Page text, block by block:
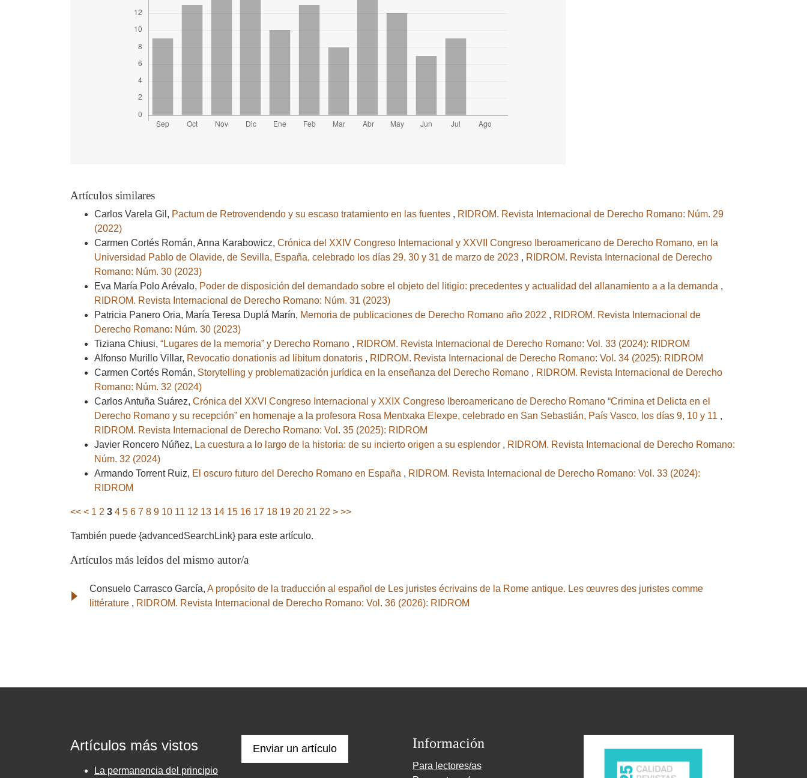
Artículos similares
Carlos Varela Gil, Pactum de Retrovendendo y su escaso tratamiento en las fuentes , RIDROM. Revista Internacional de Derecho Romano: Núm. 29
(2022)
Carmen Cortés Román, Anna Karabowicz, Crónica del XXIV Congreso Internacional y XXVII Congreso Iberoamericano de Derecho Romano, en la
Universidad Pablo de Olavide, de Sevilla, España, celebrado los días 29, 30 y 31 de marzo de 2023 , RIDROM. Revista Internacional de Derecho
Romano: Núm. 30 (2023)
Eva María Polo Arévalo, Poder de disposición del demandado sobre el objeto del litigio: precedentes y actualidad del allanamiento a a la demanda ,
RIDROM. Revista Internacional de Derecho Romano: Núm. 31 (2023)
Patricia Panero Oria, María Teresa Duplá Marín, Memoria de publicaciones de Derecho Romano año 2022 , RIDROM. Revista Internacional de
Derecho Romano: Núm. 30 (2023)
Tiziana Chiusi, “Lugares de la memoria” y Derecho Romano , RIDROM. Revista Internacional de Derecho Romano: Vol. 33 (2024): RIDROM
Alfonso Murillo Villar, Revocatio donationis ad libitum donatoris , RIDROM. Revista Internacional de Derecho Romano: Vol. 34 (2025): RIDROM
Carmen Cortés Román, Storytelling y problematización jurídica en la enseñanza del Derecho Romano , RIDROM. Revista Internacional de Derecho
Romano: Núm. 32 (2024)
Carlos Antuña Suárez, Crónica del XXVI Congreso Internacional y XXIX Congreso Iberoamericano de Derecho Romano “Crimina et Delicta en el
Derecho Romano y su recepción” en homenaje a la profesora Rosa Mentxaka Elexpe, celebrado en San Sebastián, País Vasco, los días 9, 10 y 11 ,
RIDROM. Revista Internacional de Derecho Romano: Vol. 35 (2025): RIDROM
Javier Roncero Núñez, La cuestura a lo largo de la historia: de su incierto origen a su esplendor , RIDROM. Revista Internacional de Derecho Romano:
Núm. 32 (2024)
Armando Torrent Ruiz, El oscuro futuro del Derecho Romano en España , RIDROM. Revista Internacional de Derecho Romano: Vol. 33 (2024):
RIDROM
<< < 1 2 3 4 5 6 7 8 9 10 11 12 13 14 15 16 17 18 19 20 21 22 > >>
También puede {advancedSearchLink} para este artículo.
Artículos más leídos del mismo autor/a
Consuelo Carrasco García, A propósito de la traducción al español de Les juristes écrivains de la Rome antique. Les œuvres des juristes comme
littérature , RIDROM. Revista Internacional de Derecho Romano: Vol. 36 (2026): RIDROM
Artículos más vistos
La permanencia del principio
Enviar un artículo Información
Para lectores/as